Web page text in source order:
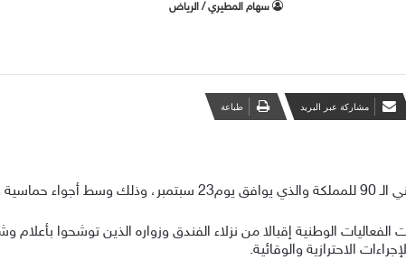
‫سهام المطيري / الرياض
مشاركة عبر البريد طباعة
بحب الوطن.
الوطنية إقبالا من نزلاء الفندق وزواره الذين توشحوا
الاحترازية والوقائية.